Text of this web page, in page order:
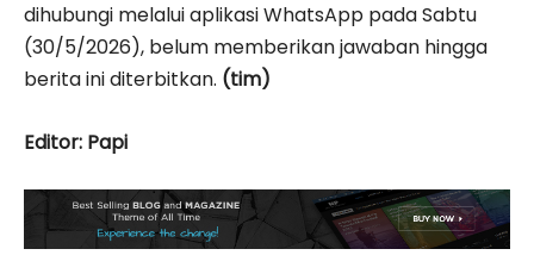
dihubungi melalui aplikasi WhatsApp pada Sabtu
(30/5/2026), belum memberikan jawaban hingga
berita ini diterbitkan. (tim)
Editor: Papi